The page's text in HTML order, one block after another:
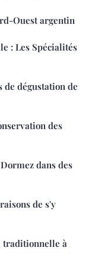
Ouest argentin
: Les Spécialités
dégustation de
des
dans des
de s'y
traditionnelle à